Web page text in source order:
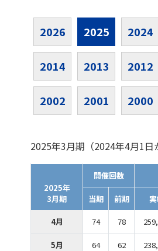
2026 2025 2024
2014 2013 2012
2002 2001 2000
2025年3月期（2024年4月1日
2025年
3月期
開催回数
当期 前期
4月 74 78
5月 64 62